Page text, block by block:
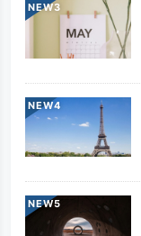
NEW
NEW
NEW